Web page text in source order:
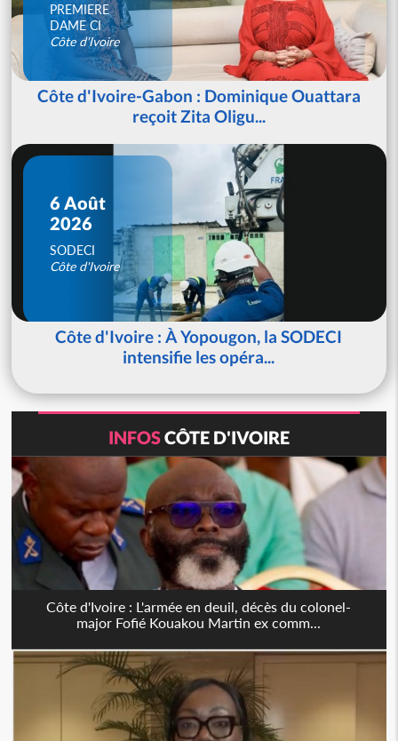
PREMIERE
DAME CI
Côte d'Ivoire
Côte d'Ivoire-Gabon : Dominique Ouattara
reçoit Zita Oligu...
6 Août
2026
SODECI
Côte d'Ivoire
Côte d'Ivoire : À Yopougon, la SODECI
intensifie les opéra...
INFOSCÔTE D'IVOIRE
Côte d'Ivoire : L'armée en deuil, décès du colonel-
major Fofié Kouakou Martin ex comm...